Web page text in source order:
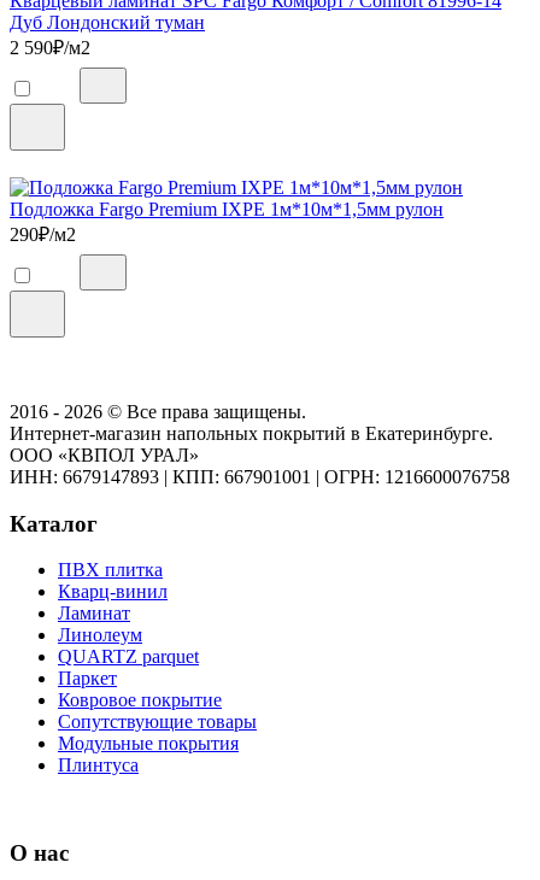
Дуб Лондонский туман
2 590₽/м2
Подложка Fargo Premium IXPE 1м*10м*1,5мм рулон
290₽/м2
2016 - 2026 © Все права защищены.
Интернет-магазин напольных покрытий в Екатеринбурге.
ООО «КВПОЛ УРАЛ»
ИНН: 6679147893 | КПП: 667901001 | ОГРН: 1216600076758
Каталог
ПВХ плитка
Кварц-винил
Ламинат
Линолеум
QUARTZ parquet
Паркет
Ковровое покрытие
Сопутствующие товары
Модульные покрытия
Плинтуса
О нас